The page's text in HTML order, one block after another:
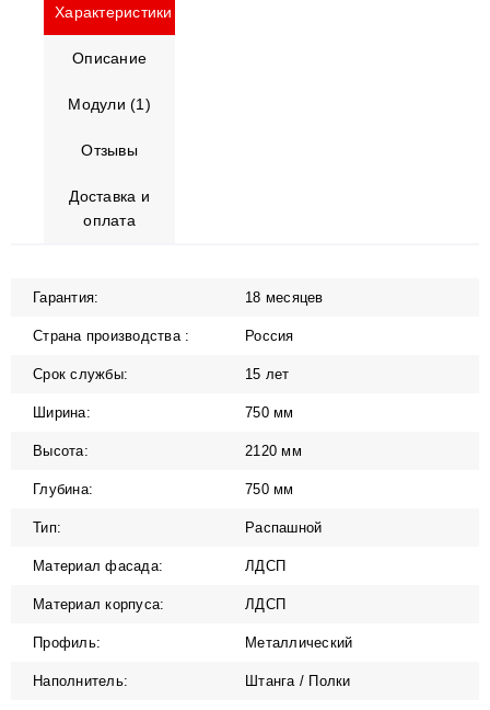
Характеристики
Описание
Модули (1)
Отзывы
Доставка и
оплата
Гарантия: 18 месяцев
Страна производства : Россия
Срок службы: 15 лет
Ширина: 750 мм
Высота: 2120 мм
Глубина: 750 мм
Тип: Распашной
Материал фасада: ЛДСП
Материал корпуса: ЛДСП
Профиль: Металлический
Наполнитель: Штанга / Полки